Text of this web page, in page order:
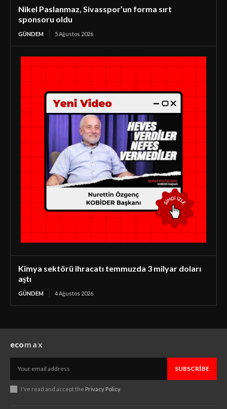
Nikel Paslanmaz, Sivasspor’un forma sırt
sponsoru oldu
GÜNDEM 5 Ağustos 2026
Kimya sektörü ihracatı temmuzda 3 milyar doları
aştı
GÜNDEM 4 Ağustos 2026
ecomax
SUBSCRIBE
I've read and accept the Privacy Policy.